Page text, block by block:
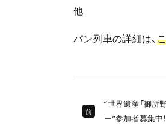
他
パン列車の詳細は、
前
“世界遺産「御所
ー”参加者募集中！